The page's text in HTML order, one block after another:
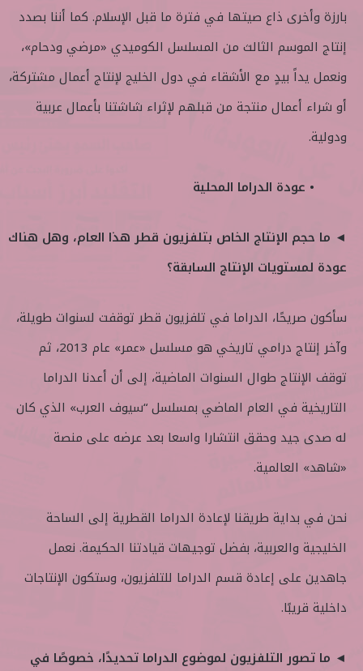
بارزة وأخرى ذاع صيتها في فترة ما قبل الإسلام. كما أننا بصدد
إنتاج الموسم الثالث من المسلسل الكوميدي «مرضي ودحام»،
ونعمل يداً بيدٍ مع الأشقاء في دول الخليج لإنتاج أعمال مشتركة،
أو شراء أعمال منتجة من قبلهم لإثراء شاشتنا بأعمال عربية
ودولية.
• عودة الدراما المحلية
◄ ما حجم الإنتاج الخاص بتلفزيون قطر هذا العام، وهل هناك
عودة لمستويات الإنتاج السابقة؟
سأكون صريحًا، الدراما في تلفزيون قطر توقفت لسنوات طويلة،
وآخر إنتاج درامي تاريخي هو مسلسل «عمر» عام 2013، ثم
توقف الإنتاج طوال السنوات الماضية، إلى أن أعدنا الدراما
التاريخية في العام الماضي بمسلسل “سيوف العرب» الذي كان
له صدى جيد وحقق انتشارا واسعا بعد عرضه على منصة
«شاهد» العالمية.
نحن في بداية طريقنا لإعادة الدراما القطرية إلى الساحة
الخليجية والعربية، بفضل توجيهات قيادتنا الحكيمة. نعمل
جاهدين على إعادة قسم الدراما للتلفزيون، وستكون الإنتاجات
داخلية قريبًا.
◄ ما تصور التلفزيون لموضوع الدراما تحديدًا، خصوصًا في